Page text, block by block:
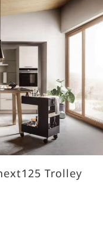
Trolley